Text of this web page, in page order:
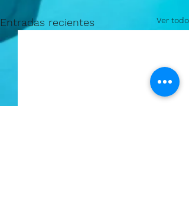
Entradas recientes Ver todo